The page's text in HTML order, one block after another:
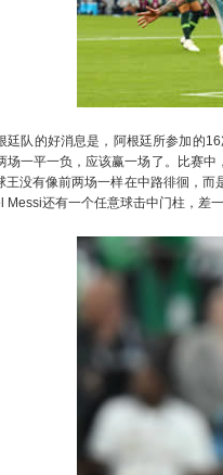
队的好消息是，阿根廷所参加的16
场一平一负，应该赢一场了。比赛
王没有像前两场一样在中路徘徊，
Messi还有一个任意球击中门柱，差一